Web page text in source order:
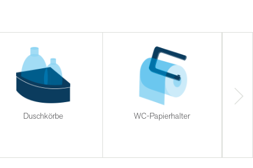
Duschkörbe WC-Papierhalter